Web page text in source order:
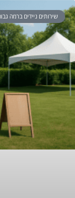
שירותים ניידים ברמה